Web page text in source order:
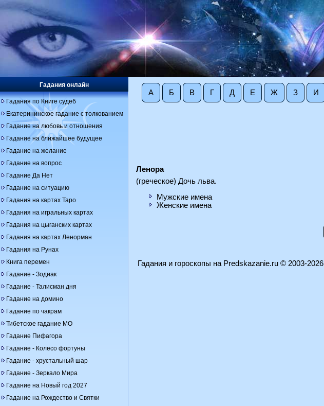
А Б В Г Д Е Ж З И
Ленора
(греческое) Дочь льва.
Мужские имена
Женские имена
Гадания онлайн
Гадания по Книге судеб
Екатерининское гадание с толкованием
Гадание на любовь и отношения
Гадание на ближайшее будущее
Гадание на желание
Гадание на вопрос
Гадание Да Нет
Гадание на ситуацию
Гадания на картах Таро
Гадания на игральных картах
Гадания на цыганских картах
Гадания на картах Ленорман
Гадания на Рунах
Книга перемен
Гадание - Зодиак
Гадание - Талисман дня
Гадание на домино
Гадание по чакрам
Тибетское гадание МО
Гадание Пифагора
Гадание - Колесо фортуны
Гадание - хрустальный шар
Гадание - Зеркало Мира
Гадание на Новый год 2027
Гадание на Рождество и Святки
Гадания и гороскопы на Predskazanie.ru© 2003-2026